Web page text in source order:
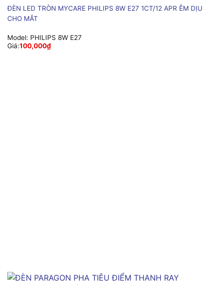
ĐÈN LED TRÒN MYCARE PHILIPS 8W E27 1CT/12 APR ÊM DỊU
CHO MẮT
Model: PHILIPS 8W E27
Giá:100,000₫